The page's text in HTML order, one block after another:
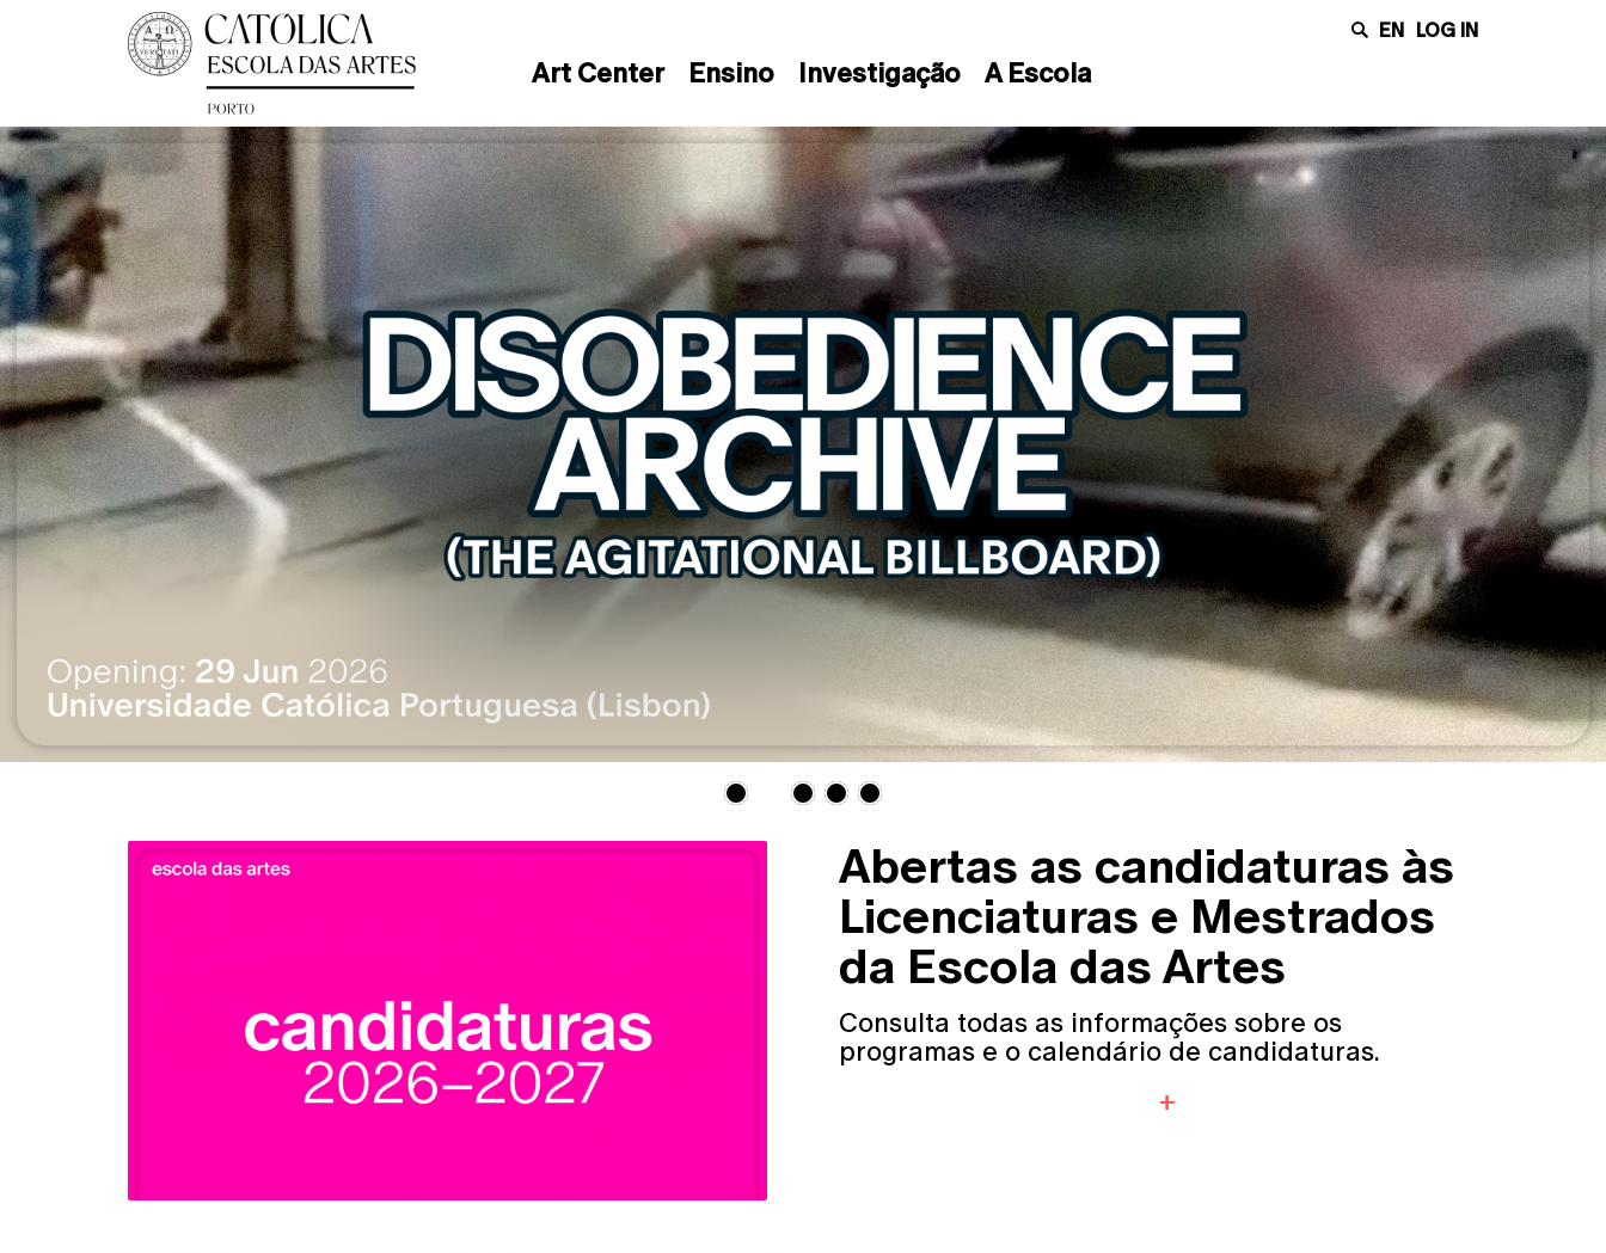
Art Center Ensino Investigação A Escola
EN LOG IN
Abertas as candidaturas às
Licenciaturas e Mestrados
da Escola das Artes
Consulta todas as informações sobre os
programas e o calendário de candidaturas.